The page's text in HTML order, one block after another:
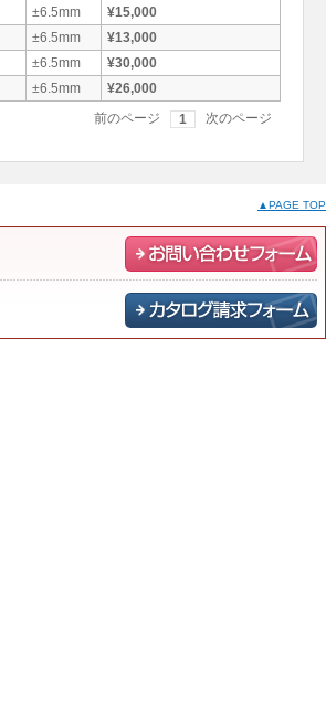
±6.5mm ¥15,000
±6.5mm ¥13,000
±6.5mm ¥30,000
±6.5mm
¥26,000
前のページ 1 次のページ
▲PAGE TOP